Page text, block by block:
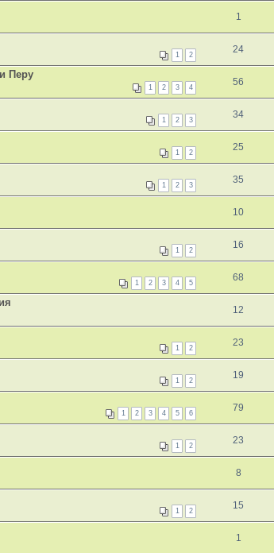
1
1 2 24
Перу
1 2 3 4 56
1 2 3 34
1 2 25
1 2 3 35
10
1 2 16
1 2 3 4 5 68
12
1 2 23
1 2 19
1 2 3 4 5 6 79
1 2 23
8
1 2 15
1